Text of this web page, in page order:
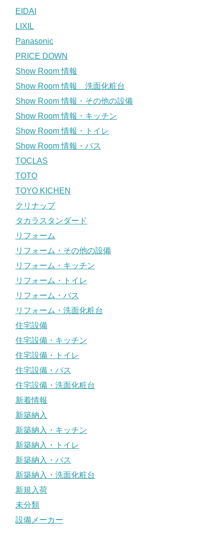
EIDAI
LIXIL
Panasonic
PRICE DOWN
Show Room 情報
Show Room 情報 洗面化粧台
Show Room 情報・その他の設備
Show Room 情報・キッチン
Show Room 情報・トイレ
Show Room 情報・バス
TOCLAS
TOTO
TOYO KICHEN
クリナップ
タカラスタンダード
リフォーム
リフォーム・その他の設備
リフォーム・キッチン
リフォーム・トイレ
リフォーム・バス
リフォーム・洗面化粧台
住宅設備
住宅設備・キッチン
住宅設備・トイレ
住宅設備・バス
住宅設備・洗面化粧台
新着情報
新築納入
新築納入・キッチン
新築納入・トイレ
新築納入・バス
新築納入・洗面化粧台
新規入荷
未分類
設備メーカー